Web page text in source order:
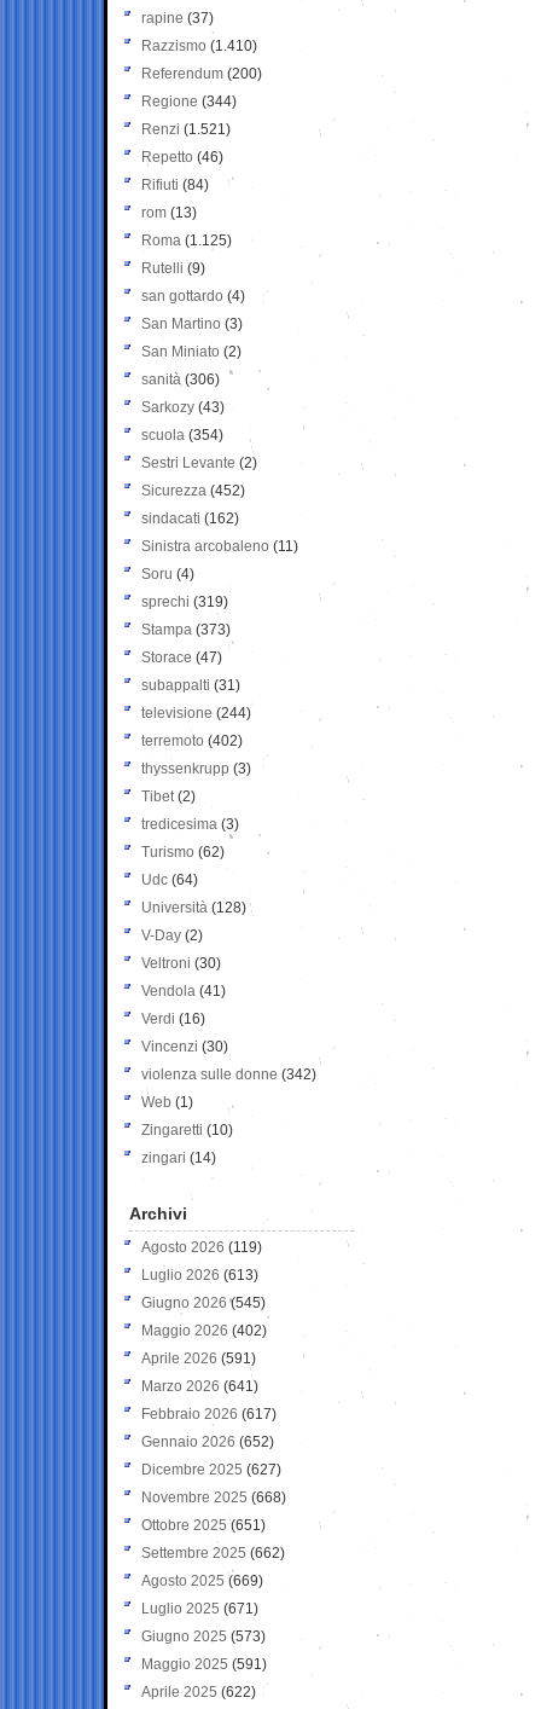
rapine (37)
Razzismo (1.410)
Referendum (200)
Regione (344)
Renzi (1.521)
Repetto (46)
Rifiuti (84)
rom (13)
Roma (1.125)
Rutelli (9)
san gottardo (4)
San Martino (3)
San Miniato (2)
sanità (306)
Sarkozy (43)
scuola (354)
Sestri Levante (2)
Sicurezza (452)
sindacati (162)
Sinistra arcobaleno (11)
Soru (4)
sprechi (319)
Stampa (373)
Storace (47)
subappalti (31)
televisione(244)
terremoto (402)
thyssenkrupp (3)
Tibet(2)
tredicesima (3)
Turismo (62)
Udc (64)
Università (128)
V-Day (2)
Veltroni (30)
Vendola (41)
Verdi (16)
Vincenzi (30)
violenza sulle donne (342)
Web (1)
Zingaretti (10)
zingari (14)
Archivi
Agosto 2026 (119)
Luglio 2026 (613)
Giugno 2026 (545)
Maggio 2026 (402)
Aprile 2026 (591)
Marzo 2026 (641)
Febbraio 2026 (617)
Gennaio 2026 (652)
Dicembre 2025 (627)
Novembre 2025 (668)
Ottobre 2025 (651)
Settembre 2025 (662)
Agosto 2025 (669)
Luglio 2025 (671)
Giugno 2025 (573)
Maggio 2025 (591)
Aprile 2025 (622)